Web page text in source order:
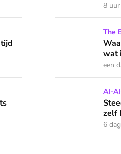
'School was mijn veilige plek'
had gevoeld'
8
Waarom zou je
The
wat
een
Steeds meer AI
AI-
zelf
6